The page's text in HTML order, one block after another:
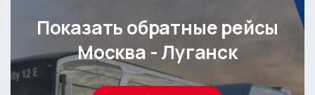
Показать обратные рейсы
Москва - Луганск